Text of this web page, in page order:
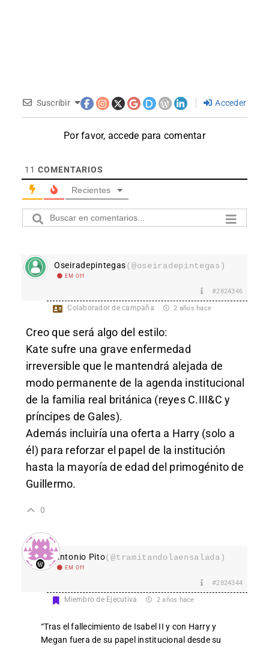
Suscribir Acceder
Por favor, accede para comentar
11 COMENTARIOS
Recientes
Oseiradepintegas(@oseiradepintegas)
EM Off
#2824346
Colaborador de campaña 2 años hace
Creo que será algo del estilo:
Kate sufre una grave enfermedad
irreversible que le mantendrá alejada de
modo permanente de la agenda institucional
de la familia real británica (reyes C.III&C y
príncipes de Gales).
Además incluiría una oferta a Harry (solo a
él) para reforzar el papel de la institución
hasta la mayoría de edad del primogénito de
Guillermo.
0
Antonio Pito(@tramitandolaensalada)
EM Off
#2824344
Miembro de Ejecutiva 2 años hace
“Tras el fallecimiento de Isabel II y con Harry y
Megan fuera de su papel institucional desde su